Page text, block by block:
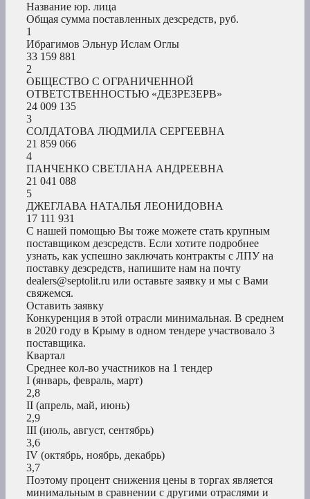
Название юр. лица
Общая сумма поставленных дезсредств, руб.
1
Ибрагимов Эльнур Ислам Оглы
33 159 881
2
ОБЩЕСТВО С ОГРАНИЧЕННОЙ
ОТВЕТСТВЕННОСТЬЮ «ДЕЗРЕЗЕРВ»
24 009 135
3
СОЛДАТОВА ЛЮДМИЛА СЕРГЕЕВНА
21 859 066
4
ПАНЧЕНКО СВЕТЛАНА АНДРЕЕВНА
21 041 088
5
ДЖЕГЛАВА НАТАЛЬЯ ЛЕОНИДОВНА
17 111 931
С нашей помощью Вы тоже можете стать крупным
поставщиком дезсредств. Если хотите подробнее
узнать, как успешно заключать контракты с ЛПУ на
поставку дезсредств, напишите нам на почту
dealers@septolit.ru или оставьте заявку и мы с Вами
свяжемся.
Оставить заявку
Конкуренция в этой отрасли минимальная. В среднем
в 2020 году в Крыму в одном тендере участвовало 3
поставщика.
Квартал
Среднее кол-во участников на 1 тендер
I (январь, февраль, март)
2,8
II (апрель, май, июнь)
2,9
III (июль, август, сентябрь)
3,6
IV (октябрь, ноябрь, декабрь)
3,7
Поэтому процент снижения цены в торгах является
минимальным в сравнении с другими отраслями и